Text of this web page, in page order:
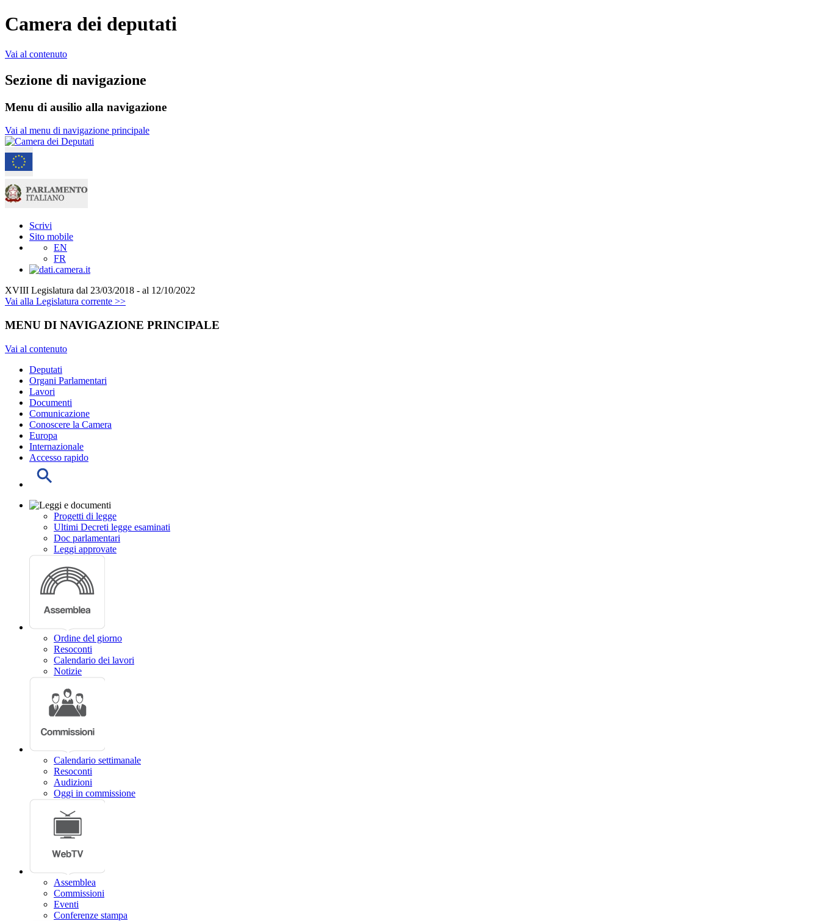
Camera dei deputati
Vai al contenuto
Sezione di navigazione
Menu di ausilio alla navigazione
Vai al menu di navigazione principale
Scrivi
Sito mobile
EN
FR
XVIII Legislatura dal 23/03/2018 - al 12/10/2022
Vai alla Legislatura corrente >>
MENU DI NAVIGAZIONE PRINCIPALE
Vai al contenuto
Deputati
Organi Parlamentari
Lavori
Documenti
Comunicazione
Conoscere la Camera
Europa
Internazionale
Accesso rapido
Progetti di legge
Ultimi Decreti legge esaminati
Doc parlamentari
Leggi approvate
Ordine del giorno
Resoconti
Calendario dei lavori
Notizie
Calendario settimanale
Resoconti
Audizioni
Oggi in commissione
Assemblea
Commissioni
Eventi
Conferenze stampa